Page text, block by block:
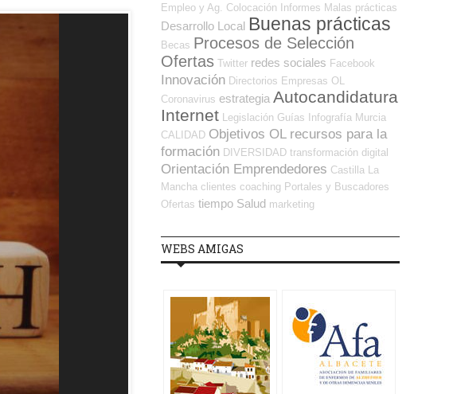
Empleo y Ag. Colocación
Informes Malas prácticas
Desarrollo Local Buenas prácticas
Becas Procesos de Selección
Ofertas Twitter redes sociales Facebook
Innovación Directorios Empresas OL
Coronavirus estrategia Autocandidatura
Internet
Legislación Guías Infografía Murcia
CALIDAD Objetivos OL recursos para la
formación DIVERSIDAD transformación digital
Orientación Emprendedores Castilla La
Mancha clientes coaching Portales y Buscadores
Ofertas tiempo Salud marketing
WEBS AMIGAS